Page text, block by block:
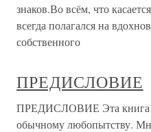
знаков.Во всём, что
всегда полагался на
собственного
ПРЕДИСЛОВИЕ
ПРЕДИСЛОВИЕ Эта книга
обычному любопытству.